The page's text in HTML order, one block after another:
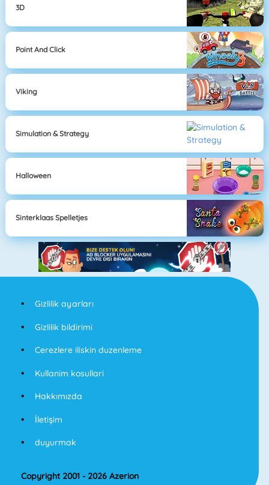
3D
Point And Click
Viking
Simulation & Strategy
Halloween
Sinterklaas Spelletjes
Gizlilik ayarları
Gizlilik bildirimi
Cerezlere iliskin duzenleme
Kullanim kosullari
Hakkımızda
İletişim
duyurmak
Copyright 2001 - 2026 Azerion